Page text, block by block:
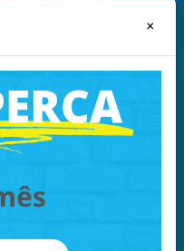
LGPD
×